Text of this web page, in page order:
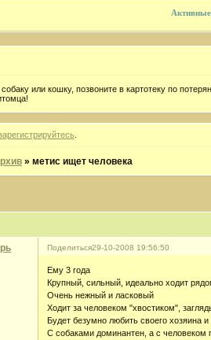
или кошку, позвоните в картотеку по
»метис ищет человека
Поделиться29-10-2008 19:56:50
Ему 3 года
Крупный, сильный, идеально ходит
Очень нежный и ласковый
Ходит за человеком "хвостиком",
Будет безумно любить своего хозяина
С собаками доминантен, а с человеком